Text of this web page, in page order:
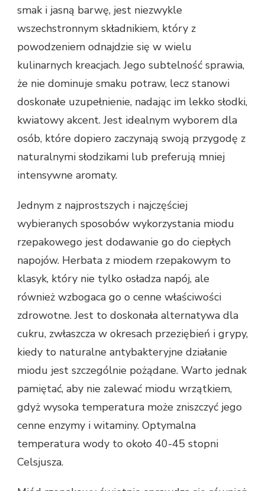
smak i jasną barwę, jest niezwykle
wszechstronnym składnikiem, który z
powodzeniem odnajdzie się w wielu
kulinarnych kreacjach. Jego subtelność sprawia,
że nie dominuje smaku potraw, lecz stanowi
doskonałe uzupełnienie, nadając im lekko słodki,
kwiatowy akcent. Jest idealnym wyborem dla
osób, które dopiero zaczynają swoją przygodę z
naturalnymi słodzikami lub preferują mniej
intensywne aromaty.
Jednym z najprostszych i najczęściej
wybieranych sposobów wykorzystania miodu
rzepakowego jest dodawanie go do ciepłych
napojów. Herbata z miodem rzepakowym to
klasyk, który nie tylko osładza napój, ale
również wzbogaca go o cenne właściwości
zdrowotne. Jest to doskonała alternatywa dla
cukru, zwłaszcza w okresach przeziębień i grypy,
kiedy to naturalne antybakteryjne działanie
miodu jest szczególnie pożądane. Warto jednak
pamiętać, aby nie zalewać miodu wrzątkiem,
gdyż wysoka temperatura może zniszczyć jego
cenne enzymy i witaminy. Optymalna
temperatura wody to około 40-45 stopni
Celsjusza.